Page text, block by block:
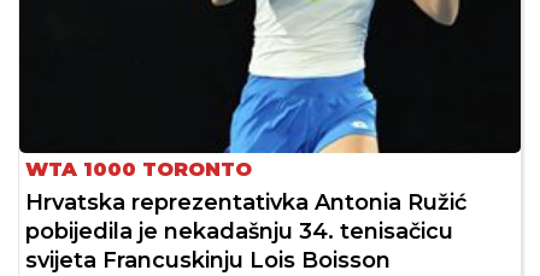
WTA 1000 TORONTO
Hrvatska reprezentativka Antonia Ružić
pobijedila je nekadašnju 34. tenisačicu
svijeta Francuskinju Lois Boisson